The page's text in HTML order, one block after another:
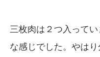
三枚肉は２つ入って
な感じでした。やは